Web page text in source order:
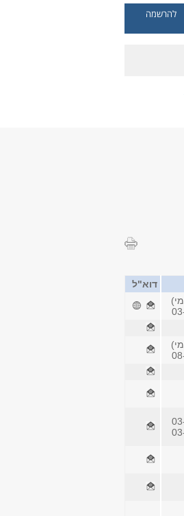
להרשמה
דוא"ל